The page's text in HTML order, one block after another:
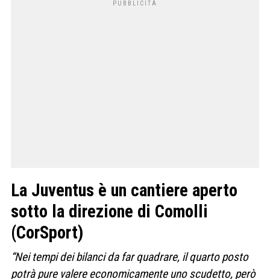
La Juventus è un cantiere aperto
sotto la direzione di Comolli
(CorSport)
“Nei tempi dei bilanci da far quadrare, il quarto posto
potrà pure valere economicamente uno scudetto, però